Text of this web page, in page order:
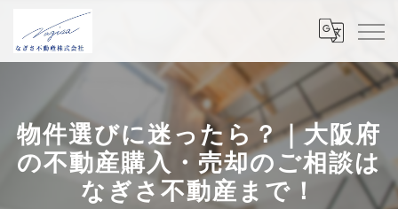
物件選びに迷ったら？｜大阪府
の不動産購入・売却のご相談は
なぎさ不動産まで！